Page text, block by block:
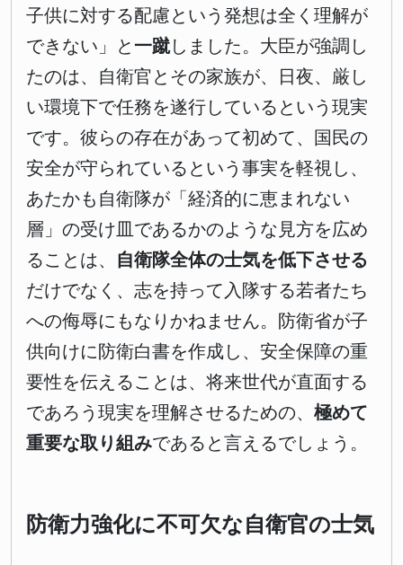
子供に対する配慮という発想は全く理解が
できない」と 一蹴しました。大臣が強調し
たのは、自衛官とその家族が、日夜、厳し
い環境下で任務を遂行しているという現実
です。彼らの存在があって初めて、国民の
安全が守られているという事実を軽視し、
あたかも自衛隊が「経済的に恵まれない
層」の受け皿であるかのような見方を広め
ることは、 自衛隊全体の士気を低下させる
だけでなく、志を持って入隊する若者たち
への侮辱にもなりかねません。防衛省が子
供向けに防衛白書を作成し、安全保障の重
要性を伝えることは、将来世代が直面する
であろう現実を理解させるための、 極めて
重要な取り組みであると言えるでしょう。
防衛力強化に不可欠な自衛官の士気